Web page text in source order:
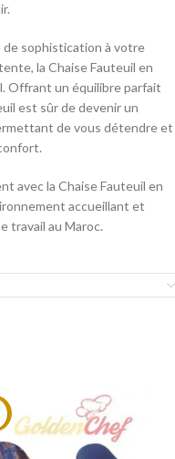
de sophistication à votre
la Chaise Fauteuil en
Offrant un équilibre parfait
est sûr de devenir un
de vous détendre et
avec la Chaise Fauteuil en
accueillant et
travail au Maroc.